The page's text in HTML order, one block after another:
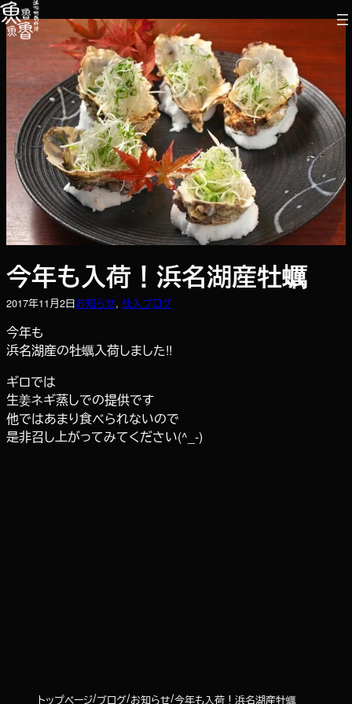
内
容
を
キ
ッ
プ
今年も入荷！浜名湖産牡蠣
2017年11月2日お知らせ, 仕入ブログ
今年も
浜名湖産の牡蠣入荷しました!!
ギロでは
生姜ネギ蒸しでの提供です
他ではあまり食べられないので
是非召し上がってみてください(^_-)
トップページ ブログ お知らせ 今年も入荷！浜名湖産牡蠣